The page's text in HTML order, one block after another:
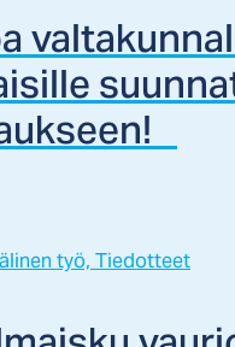
työ, Tiedotteet